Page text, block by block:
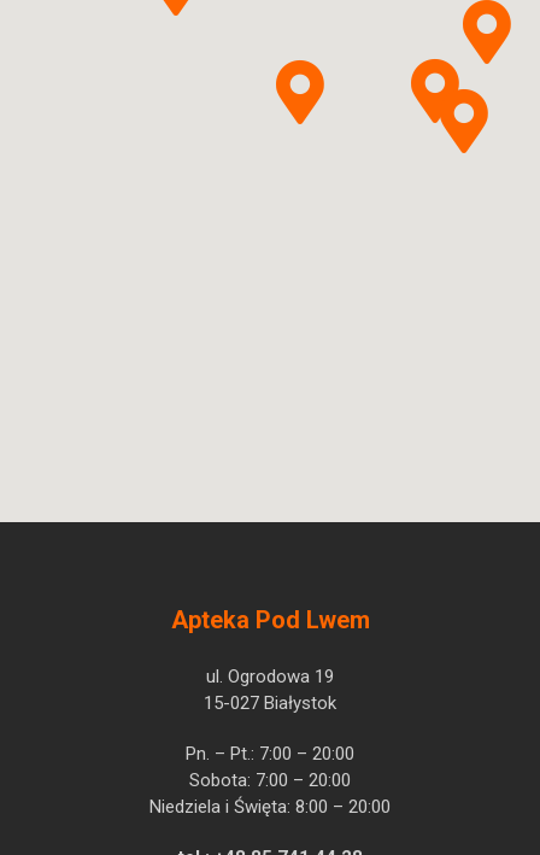
Apteka Pod Lwem
ul. Ogrodowa 19
15-027 Białystok
Pn. – Pt.: 7:00 – 20:00
Sobota: 7:00 – 20:00
Niedziela i Święta: 8:00 – 20:00